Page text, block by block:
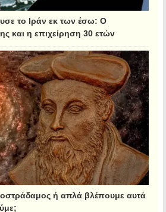
το Ιράν εκ των έσω: Ο
και η επιχείρηση 30 ετών
ή απλά βλέπουμε αυτά